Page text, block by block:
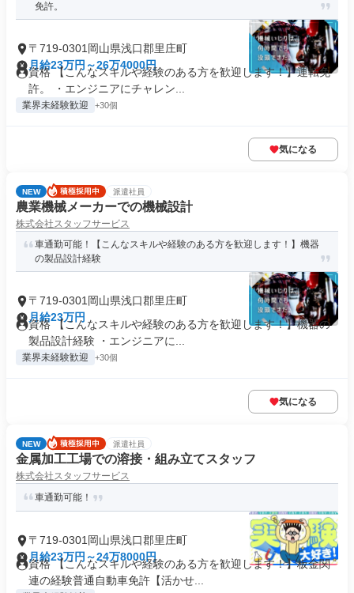
免許。
〒719-0301岡山県浅口郡里庄町
月給23万円～26万4000円
資格 【こんなスキルや経験のある方を歓迎します！】運転免
許。 ・エンジニアにチャレン...
業界未経験歓迎 +30個
気になる
NEW 派遣社員
農業機械メーカーでの機械設計
株式会社スタッフサービス
車通勤可能！【こんなスキルや経験のある方を歓迎します！】機器
の製品設計経験
〒719-0301岡山県浅口郡里庄町
月給23万円
資格 【こんなスキルや経験のある方を歓迎します！】機器の
製品設計経験 ・エンジニアに...
業界未経験歓迎 +30個
気になる
NEW 派遣社員
金属加工工場での溶接・組み立てスタッフ
株式会社スタッフサービス
車通勤可能！
〒719-0301岡山県浅口郡里庄町
月給23万円～24万8000円
資格 【こんなスキルや経験のある方を歓迎します！】板金関
連の経験普通自動車免許【活かせ...